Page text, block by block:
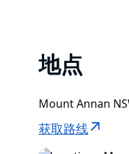
地点
Mount Annan
获取路线